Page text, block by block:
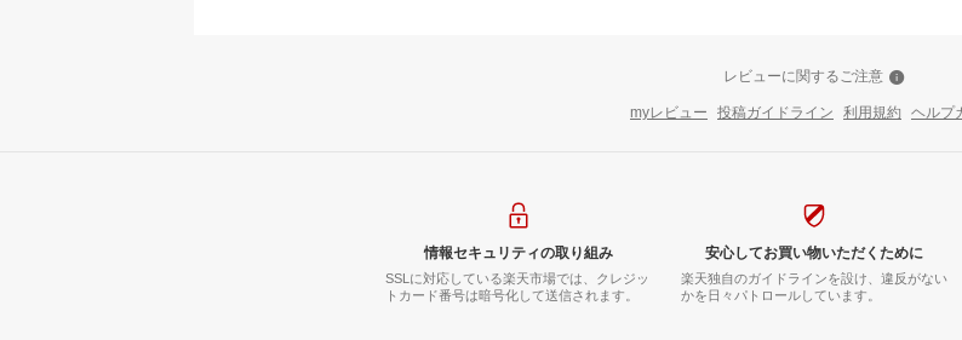
レビューに関するご注意
myレビュー 投稿ガイドライン 利用規約 ヘルプ
情報セキュリティの取り組み
SSLに対応している楽天市場では、クレジッ
トカード番号は暗号化して送信されます。
安心してお買い物いただくために
楽天独自のガイドラインを設け、違反がない
かを日々パトロールしています。